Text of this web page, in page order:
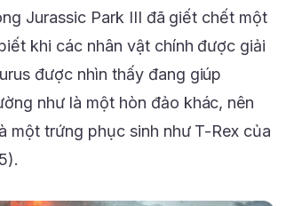
Jurassic Park III đã giết chết một
khi các nhân vật chính được giải
được nhìn thấy đang giúp
như là một hòn đảo khác, nên
một trứng phục sinh như T-Rex của